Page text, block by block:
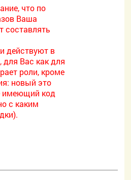
что по
Ваша
составлять
действуют в
для Вас как для
роли, кроме
новый это
имеющий код
с каким